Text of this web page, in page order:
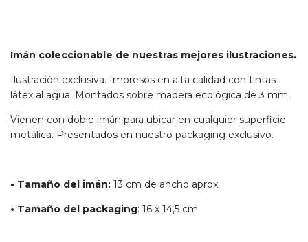
Imán coleccionable de nuestras mejores ilustraciones.
Ilustración exclusiva. Impresos en alta calidad con tintas
látex al agua. Montados sobre madera ecológica de 3 mm.
Vienen con doble imán para ubicar en cualquier superficie
metálica. Presentados en nuestro packaging exclusivo.
• Tamaño del imán: 13 cm de ancho aprox
• Tamaño del packaging: 16 x 14,5 cm